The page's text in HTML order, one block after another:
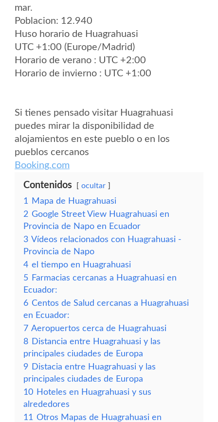
mar.
Poblacion: 12.940
Huso horario de Huagrahuasi
UTC +1:00 (Europe/Madrid)
Horario de verano : UTC +2:00
Horario de invierno : UTC +1:00
Si tienes pensado visitar Huagrahuasi
puedes mirar la disponibilidad de
alojamientos en este pueblo o en los
pueblos cercanos
Booking.com
Contenidos ocultar
1
Mapa de Huagrahuasi
2 Google Street View Huagrahuasi en
Provincia de Napo en Ecuador
3 Vídeos relacionados con Huagrahuasi -
Provincia de Napo
4 el tiempo en Huagrahuasi
5 Farmacias cercanas a Huagrahuasi en
Ecuador:
6 Centos de Salud cercanas a Huagrahuasi
en Ecuador:
7 Aeropuertos cerca de Huagrahuasi
8 Distancia entre Huagrahuasi y las
principales ciudades de Europa
9 Distacia entre Huagrahuasi y las
principales ciudades de Europa
10 Hoteles en Huagrahuasi y sus
alrededores
11 Otros Mapas de Huagrahuasi en